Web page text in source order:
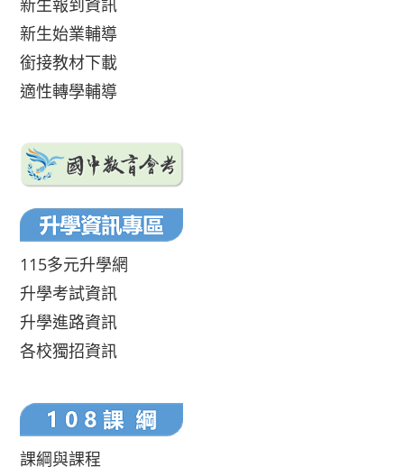
新生報到資訊
新生始業輔導
銜接教材下載
適性轉學輔導
115多元升學網
升學考試資訊
升學進路資訊
各校獨招資訊
課綱與課程